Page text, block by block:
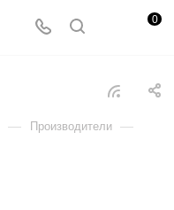
0
— Производители —